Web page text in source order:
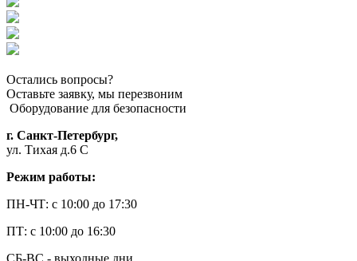
Остались вопросы?
Оставьте заявку, мы перезвоним
Оборудование для безопасности
г. Санкт-Петербург,
ул. Тихая д.6 С
Режим работы:
ПН-ЧТ: с 10:00 до 17:30
ПТ: с 10:00 до 16:30